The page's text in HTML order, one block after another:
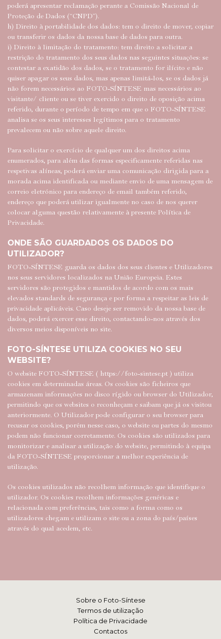
poderá apresentar reclamação perante a Comissão Nacional de
Proteção de Dados (“CNPD”).
h) Direito à portabilidade dos dados: tem o direito de mover, copiar
ou transferir os dados da nossa base de dados para outra.
i) Direito à limitação do tratamento: tem direito a solicitar a
restrição do tratamento dos seus dados nas seguintes situações: se
contestar a exatidão dos dados, se o tratamento for ilícito e não
quiser apagar os seus dados, mas apenas limitá-los, se os dados já
não forem necessários ao FOTO-SÍNTESE mas necessários ao
visitante/ cliente ou se tiver exercido o direito de oposição acima
referido, durante o período de tempo em que o FOTO-SÍNTESE
analisa se os seus interesses legítimos para o tratamento
prevalecem ou não sobre aquele direito.
Para solicitar o exercício de qualquer um dos direitos acima
enumerados, para além das formas especificamente referidas nas
respetivas alíneas, poderá enviar uma comunicação dirigida para a
morada acima identificada ou mediante envio de uma mensagem de
correio eletrónico para endereço de email também referido,
endereço que poderá utilizar igualmente no caso de nos querer
colocar alguma questão relativamente à presente Política de
Privacidade.
ONDE SÃO GUARDADOS OS DADOS DO
UTILIZADOR?
FOTO-SÍNTESE guarda os dados dos seus clientes e Utilizadores
nos seus servidores localizados na União Europeia. Estes
servidores são protegidos e mantidos de acordo com os mais
elevados standards de segurança e por forma a respeitar as leis de
privacidade aplicáveis. Caso deseje ser removido da nossa base de
dados, poderá exercer esse direito, contactando-nos através dos
diversos meios disponíveis no site.
FOTO-SÍNTESE UTILIZA COOKIES NO SEU
WEBSITE?
O website FOTO-SÍNTESE ( https://foto-sintese.pt ) utiliza
cookies em determinadas áreas. Os cookies são ficheiros que
armazenam informações no disco rígido ou browser do Utilizador,
permitindo que os websites o reconheçam e saibam que já os visitou
anteriormente. O Utilizador pode configurar o seu browser para
recusar os cookies, porém nesse caso, o website ou partes do mesmo
podem não funcionar corretamente. Os cookies são utilizados para
monitorizar e analisar a utilização do website, permitindo à equipa
da FOTO-SÍNTESE proporcionar a melhor experiência de
utilização.
Os cookies utilizados não recolhem informação que identifique o
utilizador. Os cookies recolhem informações genéricas e
relacionada com preferências, tais como a forma como os
utilizadores chegam e utilizam o site ou a zona do país/países
através do qual acedem, etc.
Sobre o Foto-Síntese
Termos de utilização
Política de Privacidade
Contactos